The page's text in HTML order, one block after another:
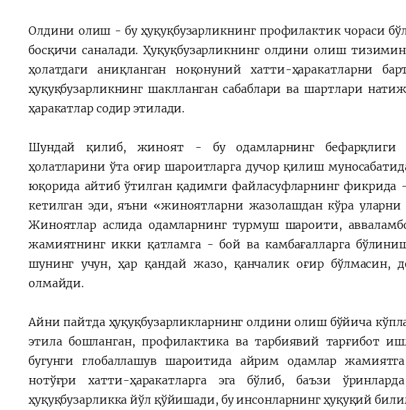
Олдини олиш - бу ҳуқуқбузарликнинг профилактик чораси
босқичи саналади. Ҳуқуқбузарликнинг олдини олиш
ҳолатдаги аниқланган ноқонуний хатти-ҳаракатларни
ҳуқуқбузарликнинг шаклланган сабаблари ва шартлари
ҳаракатлар содир этилади.
Шундай қилиб, жиноят - бу одамларнинг бефарқлиги
ҳолатларини ўта оғир шароитларга дучор қилиш
юқорида айтиб ўтилган қадимги файласуфларнинг фикрида
кетилган эди, яъни «жиноятларни жазолашдан кўра
Жиноятлар аслида одамларнинг турмуш шароити,
жамиятнинг икки қатламга - бой ва камбағалларга
шунинг учун, ҳар қандай жазо, қанчалик оғир бўлмасин,
олмайди.
Aйни пайтда ҳуқуқбузарликларнинг олдини олиш бўйича
этила бошланган, профилактика ва тарбиявий тарғибот
бугунги глобаллашув шароитида айрим одамлар
нотўғри хатти-ҳаракатларга эга бўлиб, баъзи
ҳуқуқбузарликка йўл қўйишади, бу инсонларнинг ҳуқуқий